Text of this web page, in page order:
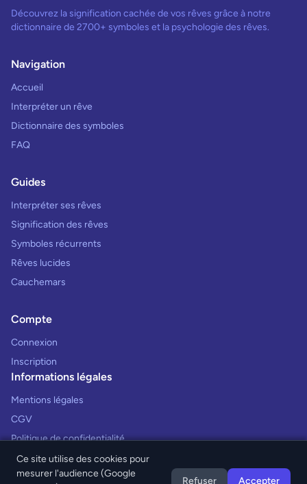
Découvrez la signification cachée de vos rêves grâce à notre
dictionnaire de 2700+ symboles et la psychologie des rêves.
Navigation
Accueil
Interpréter un rêve
Dictionnaire des symboles
FAQ
Guides
Interpréter ses rêves
Signification des rêves
Symboles récurrents
Rêves lucides
Cauchemars
Compte
Connexion
Inscription
Informations légales
Mentions légales
CGV
Politique de confidentialité
Ce site utilise des cookies pour
mesurer l'audience (Google
Refuser Accepter